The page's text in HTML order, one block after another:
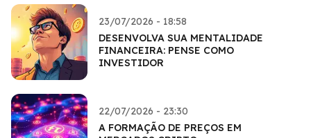
23/07/2026 - 18:58
DESENVOLVA SUA MENTALIDADE
FINANCEIRA: PENSE COMO
INVESTIDOR
22/07/2026 - 23:30
A FORMAÇÃO DE PREÇOS EM